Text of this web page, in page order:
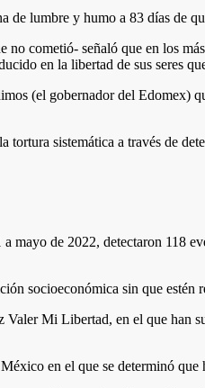
de lumbre y humo a 83 días de
cometió- señaló que en los
en la libertad de sus seres
(el gobernador del Edomex)
sistemática a través de
de 2022, detectaron 118
socioeconómica sin que
Mi Libertad, en el que han
en el que se determinó